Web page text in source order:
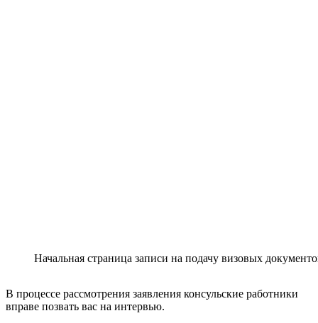
Начальная страница записи на подачу визовых
В процессе рассмотрения заявления консульские работники
вправе позвать вас на интервью.